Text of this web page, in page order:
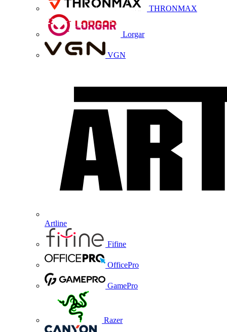
THRONMAX
Lorgar
VGN
Artline
Fifine
OfficePro
GamePro
Razer